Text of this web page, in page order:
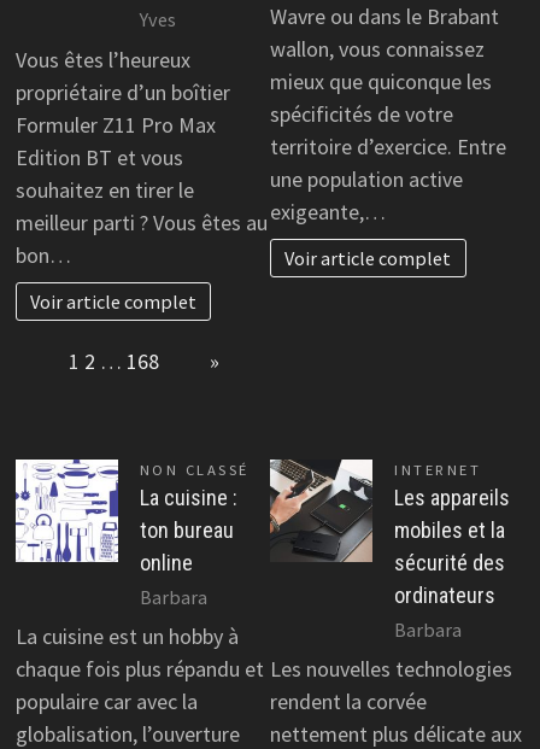
Yves
Vous êtes l’heureux
propriétaire d’un boîtier
Formuler Z11 Pro Max
Edition BT et vous
souhaitez en tirer le
meilleur parti ? Vous êtes au
bon…
Voir article complet
Wavre ou dans le Brabant
wallon, vous connaissez
mieux que quiconque les
spécificités de votre
territoire d’exercice. Entre
une population active
exigeante,…
Voir article complet
1 2 … 168 »
NON CLASSÉ
La cuisine :
ton bureau
online
Barbara
La cuisine est un hobby à
chaque fois plus répandu et
populaire car avec la
globalisation, l’ouverture
INTERNET
Les appareils
mobiles et la
sécurité des
ordinateurs
Barbara
Les nouvelles technologies
rendent la corvée
nettement plus délicate aux